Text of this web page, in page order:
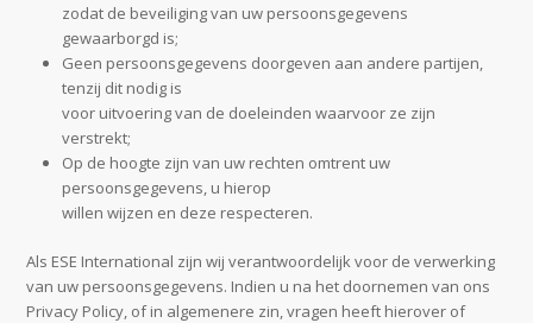
zodat de beveiliging van uw persoonsgegevens
gewaarborgd is;
Geen persoonsgegevens doorgeven aan andere partijen,
tenzij dit nodig is
voor uitvoering van de doeleinden waarvoor ze zijn
verstrekt;
Op de hoogte zijn van uw rechten omtrent uw
persoonsgegevens, u hierop
willen wijzen en deze respecteren.
Als ESE International zijn wij verantwoordelijk voor de verwerking
van uw persoonsgegevens. Indien u na het doornemen van ons
Privacy Policy, of in algemenere zin, vragen heeft hierover of